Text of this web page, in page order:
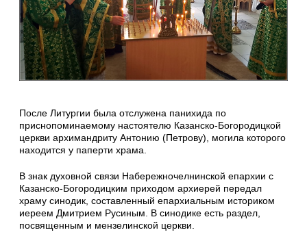
После Литургии была отслужена панихида по
приснопоминаемому настоятелю Казанско-Богородицкой
церкви архимандриту Антонию (Петрову), могила которого
находится у паперти храма.
В знак духовной связи Набережночелнинской епархии с
Казанско-Богородицким приходом архиерей передал
храму синодик, составленный епархиальным историком
иереем Дмитрием Русиным. В синодике есть раздел,
посвященным и мензелинской церкви.